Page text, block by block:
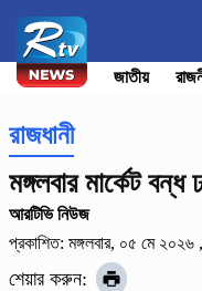
জাতীয়
রাজধানী
মঙ্গলবার মার্কেট
আরটিভি নিউজ
প্রকাশিত: মঙ্গলবার, ০৫ মে
শেয়ার করুন: